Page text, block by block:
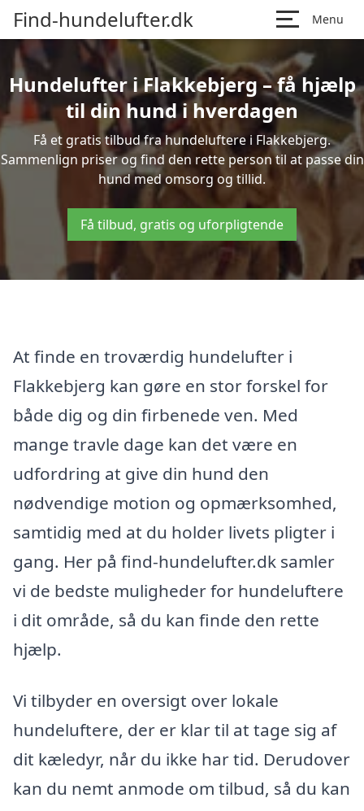
Find-hundelufter.dk Menu
Hundelufter i Flakkebjerg – få hjælp
til din hund i hverdagen
Få et gratis tilbud fra hundeluftere i Flakkebjerg.
Sammenlign priser og find den rette person til at passe din
hund med omsorg og tillid.
Få tilbud, gratis og uforpligtende
At finde en troværdig hundelufter i
Flakkebjerg kan gøre en stor forskel for
både dig og din firbenede ven. Med
mange travle dage kan det være en
udfordring at give din hund den
nødvendige motion og opmærksomhed,
samtidig med at du holder livets pligter i
gang. Her på find-hundelufter.dk samler
vi de bedste muligheder for hundeluftere
i dit område, så du kan finde den rette
hjælp.
Vi tilbyder en oversigt over lokale
hundeluftere, der er klar til at tage sig af
dit kæledyr, når du ikke har tid. Derudover
kan du nemt anmode om tilbud, så du kan